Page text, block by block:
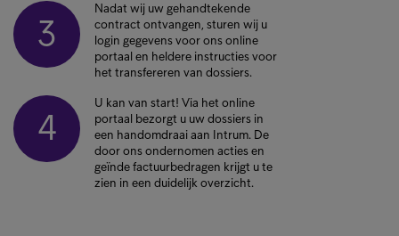
3
Nadat wij uw gehandtekende
contract ontvangen, sturen wij u
login gegevens voor ons online
portaal en heldere instructies voor
het transfereren van dossiers.
4
U kan van start! Via het online
portaal bezorgt u uw dossiers in
een handomdraai aan Intrum. De
door ons ondernomen acties en
geïnde factuurbedragen krijgt u te
zien in een duidelijk overzicht.